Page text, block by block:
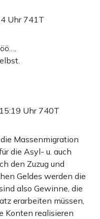
Uhr 741T
Uhr 740T
Massenmigration
die Asyl- u. auch
den Zuzug und
Geldes werden die
also Gewinne, die
erarbeiten müssen,
Konten realisieren